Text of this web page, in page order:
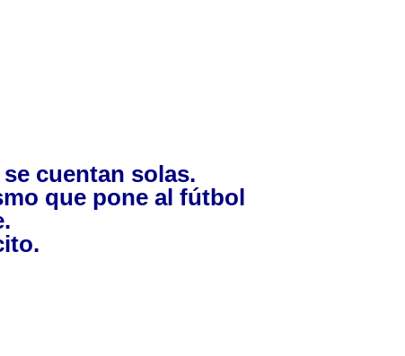
cuentan solas.
que pone al fútbol